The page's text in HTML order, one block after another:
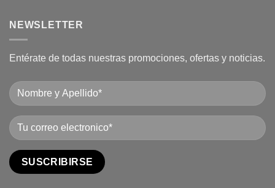
NEWSLETTER
Entérate de todas nuestras promociones, ofertas y noticias.